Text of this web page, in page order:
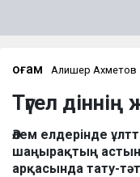
Қоғам Алишер Ахметов
Түгел
Әлем елдерінде
шаңырақтың астына
арқасында тату-